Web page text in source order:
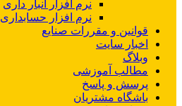
نرم افزار انبار داری
نرم افزار حسابداری
قوانین و مقررات صنایع
اخبار سایت
وبلاگ
مطالب آموزشی
پرسش و پاسخ
باشگاه مشتریان